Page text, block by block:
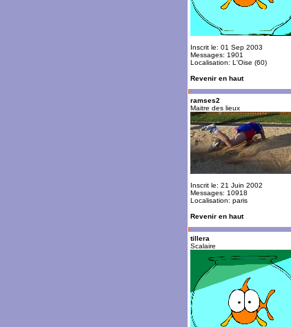
Inscrit le: 01 Sep 2003
Messages: 1901
Localisation: L'Oise (60)
Revenir en haut
ramses2
Maitre des lieux
Inscrit le: 21 Juin 2002
Messages: 10918
Localisation: paris
Revenir en haut
tillera
Scalaire